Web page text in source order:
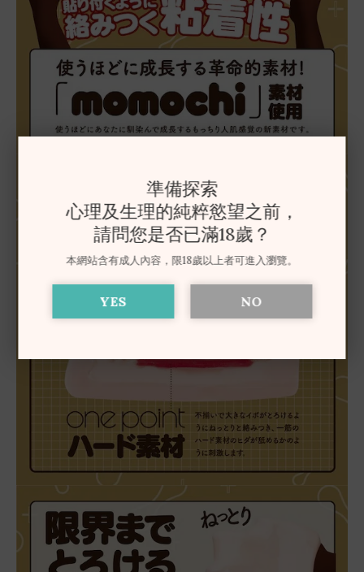
準備探索
心理及生理的純粹慾望之前，
請問您是否已滿18歲？
本網站含有成人內容，限18歲以上者可進入瀏覽。
YES NO